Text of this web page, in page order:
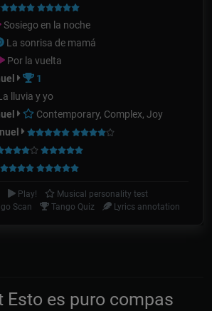
Sosiego en la noche
La sonrisa de mamá
Por la vuelta
1
lluvia y yo
Contemporary, Complex, Joy
Play!
Musical personality test
Scan Tango Quiz Lyrics annotation
es puro compas